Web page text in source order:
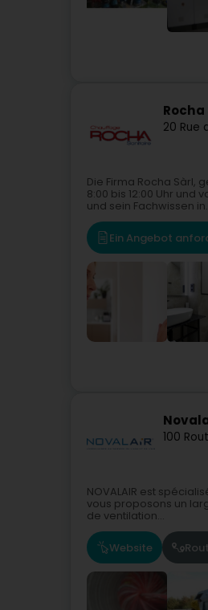
Rocha
20 Rue
Die Firma Rocha Sàrl,
8:00 bis 12:00 Uhr und
und sein Fachwissen
Ein Angebot
100
NOVALAIR est
vous proposons un
de ventilation...
Website